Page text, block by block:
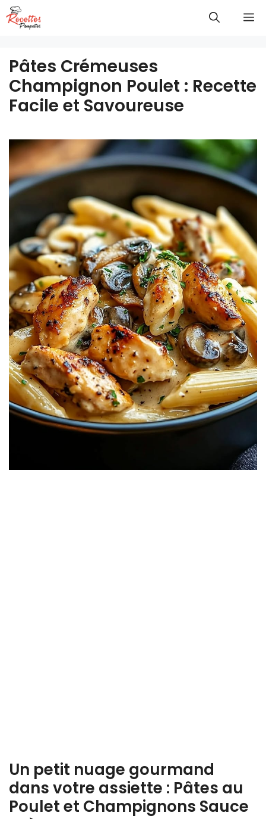
Aller
au
Pâtes Crémeuses
Champignon Poulet : Recette
Facile et Savoureuse
Un petit nuage gourmand
dans votre assiette : Pâtes au
Poulet et Champignons Sauce